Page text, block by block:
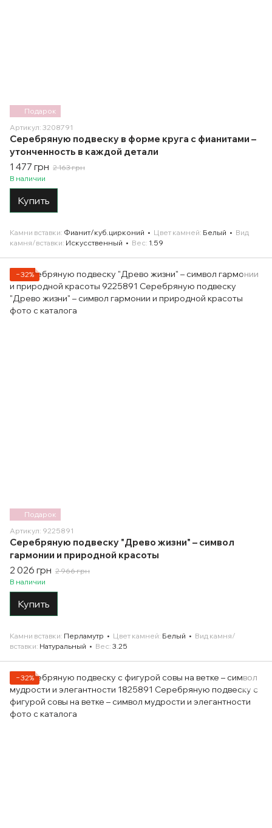
Подарок
Артикул: 3208791
Серебряную подвеску в форме круга с фианитами –
утонченность в каждой детали
1 477 грн 2 163 грн
В наличии
Купить
Камни вставки Фианит/куб.цирконий Цвет камней Белый
Вид
камня/вставки Искусственный Вес 1.59
Подарок
−32%
Артикул: 9225891
Серебряную подвеску "Древо жизни" – символ
гармонии и природной красоты
2 026 грн 2 966 грн
В наличии
Купить
Камни вставки Перламутр Цвет камней Белый
Вид камня/
вставки Натуральный Вес 3.25
−32%